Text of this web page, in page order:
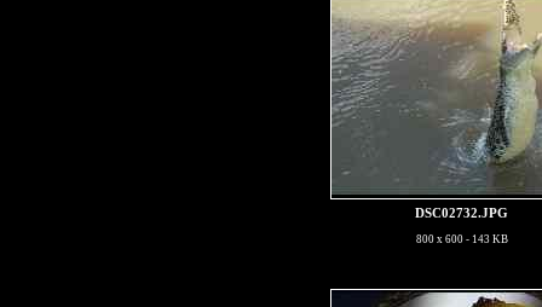
DSC02732.JPG
800 x 600 - 143 KB